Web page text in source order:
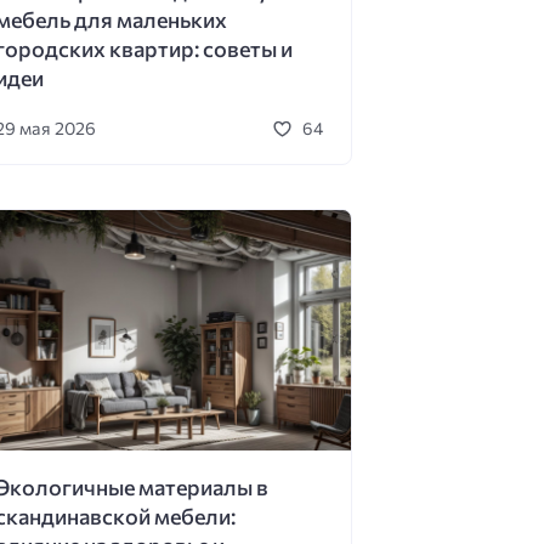
для маленьких
квартир: советы и
мая 2026 64
материалы в
мебели: